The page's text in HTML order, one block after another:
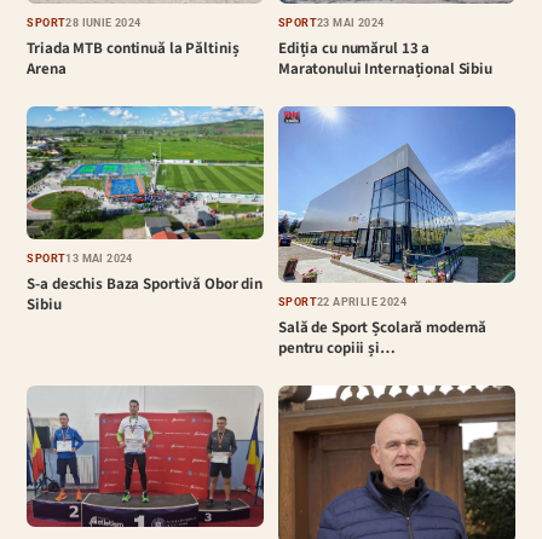
SPORT28 IUNIE 2024
Triada MTB continuă la Păltiniș
Arena
SPORT23 MAI 2024
Ediția cu numărul 13 a
Maratonului Internațional Sibiu
SPORT13 MAI 2024
S-a deschis Baza Sportivă Obor din
Sibiu
SPORT22 APRILIE 2024
Sală de Sport Școlară modernă
pentru copiii și…